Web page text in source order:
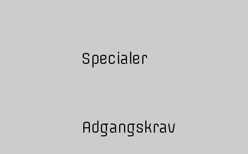
Specialer
Adgangskrav